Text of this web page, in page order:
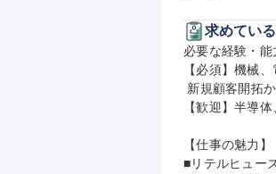
求めてい
必要な経験・能
【必須】機械
【歓迎】半導
【仕事の魅力】
■リテルヒュー